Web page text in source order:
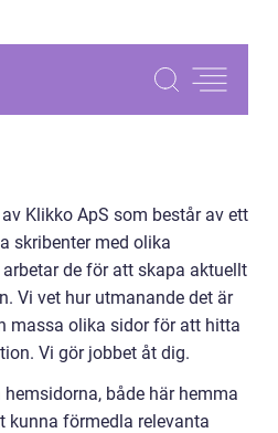
Klikko ApS som består av ett
skribenter med olika
de för att skapa aktuellt
Vi vet hur utmanande det är
massa olika sidor för att hitta
Vi gör jobbet åt dig.
både här hemma
kunna förmedla relevanta